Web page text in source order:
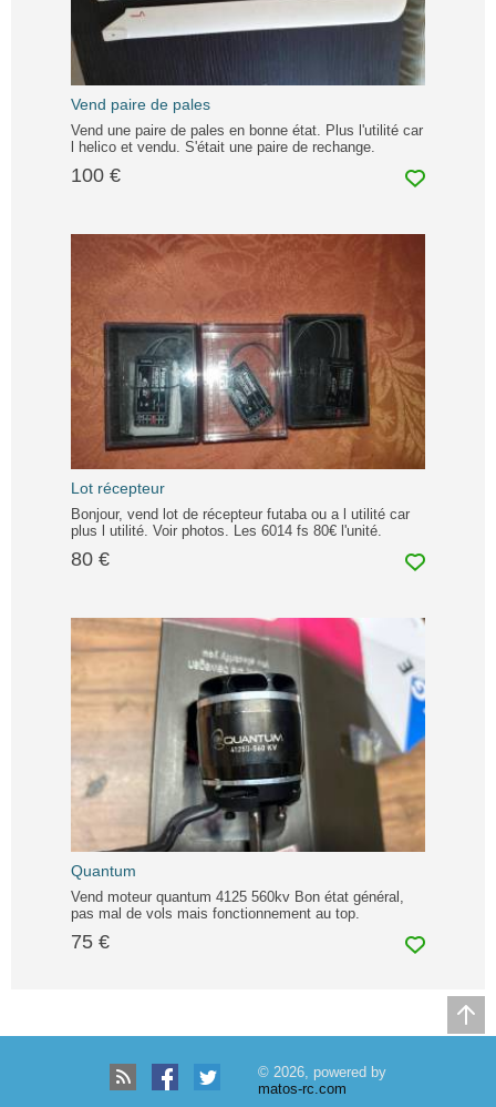
Vend paire de pales
Vend une paire de pales en bonne état. Plus l'utilité car
l helico et vendu. S'était une paire de rechange.
100 €
Lot récepteur
Bonjour, vend lot de récepteur futaba ou a l utilité car
plus l utilité. Voir photos. Les 6014 fs 80€ l'unité.
80 €
Quantum
Vend moteur quantum 4125 560kv Bon état général,
pas mal de vols mais fonctionnement au top.
75 €
© 2026, powered by
matos-rc.com